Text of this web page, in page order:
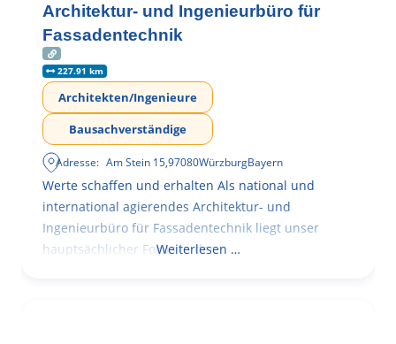
Architektur- und Ingenieurbüro für
Fassadentechnik
227.91 km
Architekten/Ingenieure
Bausachverständige
Adresse: Am Stein 15,97080WürzburgBayern
Werte schaffen und erhalten Als national und
international agierendes Architektur- und
Ingenieurbüro für Fassadentechnik liegt unser
hauptsächlicher Fokus in der
Weiterlesen …